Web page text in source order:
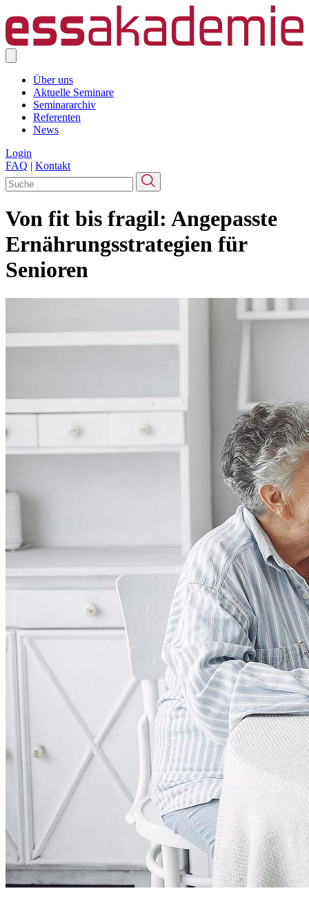
Über uns
Aktuelle Seminare
Seminararchiv
Referenten
News
Login
FAQ | Kontakt
Von fit bis fragil: Angepasste
Ernährungsstrategien für
Senioren